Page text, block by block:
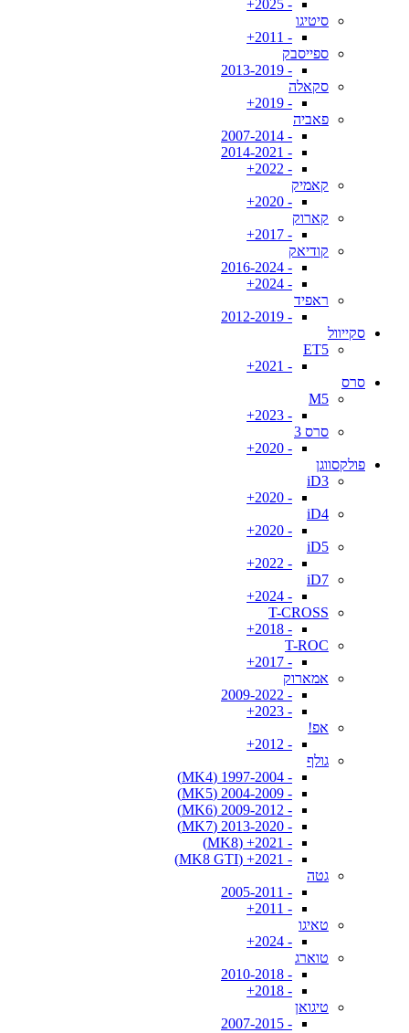
- 2025+
סיטיגו
- 2011+
ספייסבק
- 2013-2019
סקאלה
- 2019+
פאביה
- 2007-2014
- 2014-2021
- 2022+
קאמיק
- 2020+
קארוק
- 2017+
קודיאק
- 2016-2024
- 2024+
ראפיד
- 2012-2019
סקייוול
ET5
- 2021+
סרס
M5
- 2023+
סרס 3
- 2020+
פולקסווגן
iD3
- 2020+
iD4
- 2020+
iD5
- 2022+
iD7
- 2024+
T-CROSS
- 2018+
T-ROC
- 2017+
אמארוק
- 2009-2022
- 2023+
אפ!
- 2012+
גולף
- 1997-2004 (MK4)
- 2004-2009 (MK5)
- 2009-2012 (MK6)
- 2013-2020 (MK7)
- 2021+ (MK8)
- 2021+ (MK8 GTI)
גטה
- 2005-2011
- 2011+
טאיגו
- 2024+
טוארג
- 2010-2018
- 2018+
טיגואן
- 2007-2015